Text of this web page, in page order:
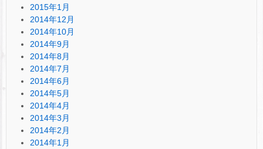
2015年1月
2014年12月
2014年10月
2014年9月
2014年8月
2014年7月
2014年6月
2014年5月
2014年4月
2014年3月
2014年2月
2014年1月